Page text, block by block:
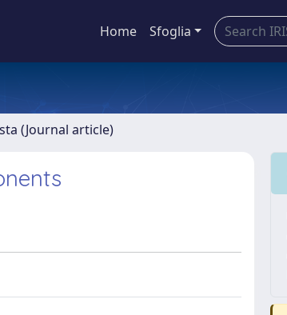
Home Sfoglia
(Journal article)